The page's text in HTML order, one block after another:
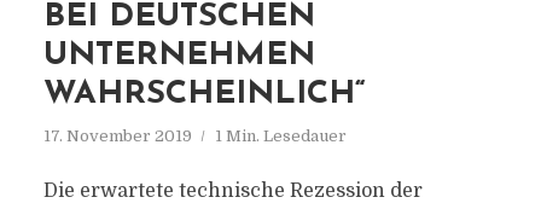
BEI DEUTSCHEN
UNTERNEHMEN
WAHRSCHEINLICH“
17. November 2019 1 Min. Lesedauer
Die erwartete technische Rezession der